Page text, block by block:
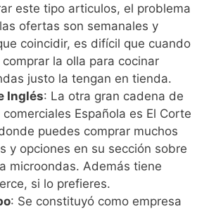
este tipo articulos, el problema
ofertas son semanales y
coincidir, es difícil que cuando
comprar la olla para cocinar
justo la tengan en tienda.
Inglés: La otra gran cadena de
Española es El Corte
puedes comprar muchos
y opciones en su sección sobre
microondas. Además tiene
si lo prefieres.
: Se constituyó como empresa